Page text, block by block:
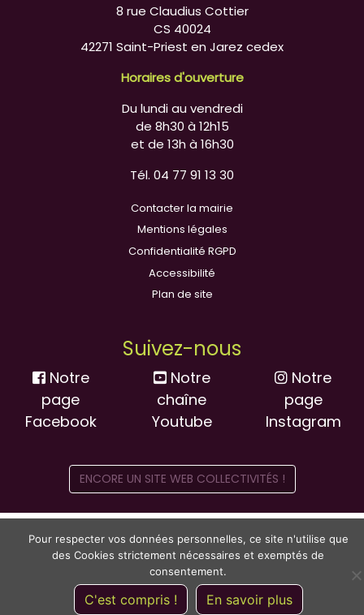
8 rue Claudius Cottier
CS 40024
42271 Saint-Priest en Jarez cedex
Horaires d'ouverture
Du lundi au vendredi
de 8h30 à 12h15
et de 13h à 16h30
Tél. 04 77 91 13 30
Contacter la mairie
Mentions légales
Confidentialité RGPD
Accessibilité
Plan de site
Suivez-nous
Notre
page
Facebook
Notre
chaîne
Youtube
Notre
page
Instagram
ENCORE UN SITE WEB COLLECTIVITÉS !
Pour respecter vos données personnelles, ce site n'utilise que
des Cookies strictement nécessaires et exemptés de
consentement.
C'est compris ! En savoir plus